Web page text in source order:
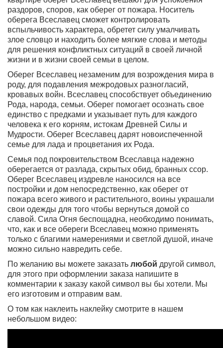
раздоров, споров, как оберег от пожара. Носитель
оберега Всеславец сможет контролировать
вспыльчивость характера, обретет силу умалчивать
злое словцо и находить более мягкие слова и методы
для решения конфликтных ситуаций в своей личной
жизни и в жизни своей семьи в целом.
Оберег Всеславец незаменим для возрождения мира в
роду, для подавления межродовых разногласий,
кровавых войн. Всеславец способствует объединению
Рода, народа, семьи. Оберег помогает осознать свое
единство с предками и указывает путь для каждого
человека к его корням, истокам Древней Силы и
Мудрости. Оберег Всеславец дарят новоиспеченной
семье для лада и процветания их Рода.
Семья под покровительством Всеславца надежно
оберегается от разлада, скрытых обид, бранных ссор.
Оберег Всеславец издревле наносился на все
постройки и дом непосредственно, как оберег от
пожара всего живого и растительного, воины украшали
свои одежды для того чтобы вернуться домой со
славой. Сила Огня беспощадна, необходимо понимать,
что, как и все обереги Всеславец можно применять
только с благими намерениями и светлой душой, иначе
можно сильно навредить себе.
По желанию вы можете заказать любой другой символ,
для этого при оформлении заказа напишите в
комментарии к заказу какой символ вы бы хотели. Мы
его изготовим и отправим вам.
О том как наклеить наклейку смотрите в нашем
небольшом видео: